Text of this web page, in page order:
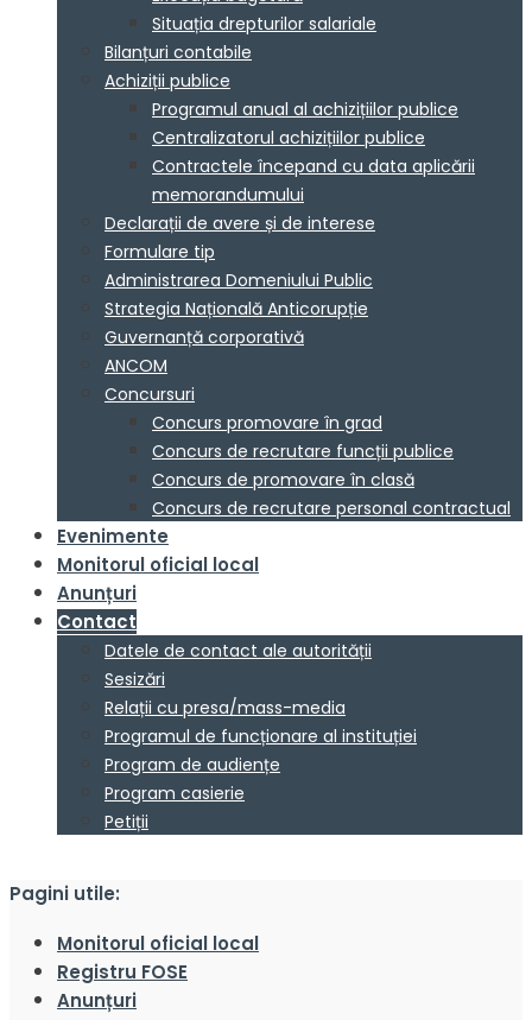
Situația drepturilor salariale
Bilanțuri contabile
Achiziții publice
Programul anual al achizițiilor publice
Centralizatorul achizițiilor publice
Contractele începand cu data aplicării
memorandumului
Declarații de avere și de interese
Formulare tip
Administrarea Domeniului Public
Strategia Națională Anticorupție
Guvernanță corporativă
ANCOM
Concursuri
Concurs promovare în grad
Concurs de recrutare funcții publice
Concurs de promovare în clasă
Concurs de recrutare personal contractual
Evenimente
Monitorul oficial local
Anunțuri
Contact
Datele de contact ale autorității
Sesizări
Relații cu presa/mass-media
Programul de funcționare al instituției
Program de audiențe
Program casierie
Petiții
Pagini utile:
Monitorul oficial local
Registru FOSE
Anunțuri